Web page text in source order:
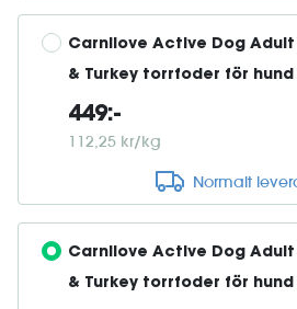
Carnilove Active Dog Adult
& Turkey torrfoder för hund
449:-
112,25 kr/kg
Normalt
Carnilove Active Dog Adult
& Turkey torrfoder för hund